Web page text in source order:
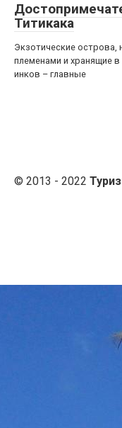
Титикака
Экзотические острова,
племенами и хранящие в
инков – главные
© 2013 - 2022